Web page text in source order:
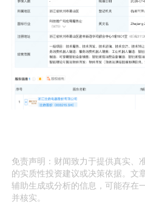
免责声明：财闻致力于提供真实、
的实质性投资建议或决策依据。文
辅助生成或分析的信息，可能存在
并核实。